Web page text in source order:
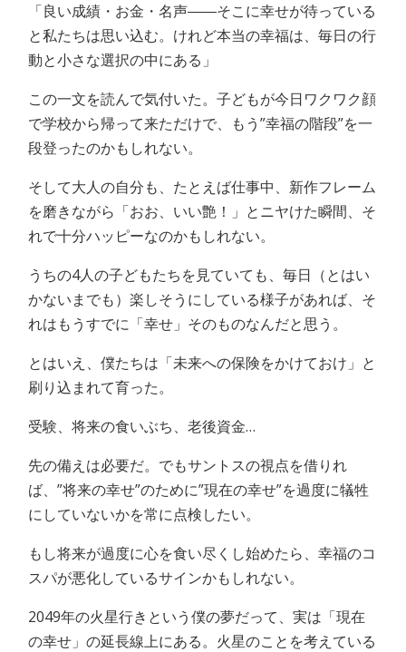
「良い成績・お金・名声――そこに幸せが待っている
と私たちは思い込む。けれど本当の幸福は、毎日の行
動と小さな選択の中にある」
この一文を読んで気付いた。子どもが今日ワクワク顔
で学校から帰って来ただけで、もう”幸福の階段”を一
段登ったのかもしれない。
そして大人の自分も、たとえば仕事中、新作フレーム
を磨きながら「おお、いい艶！」とニヤけた瞬間、そ
れで十分ハッピーなのかもしれない。
うちの4人の子どもたちを見ていても、毎日（とはい
かないまでも）楽しそうにしている様子があれば、そ
れはもうすでに「幸せ」そのものなんだと思う。
とはいえ、僕たちは「未来への保険をかけておけ」と
刷り込まれて育った。
受験、将来の食いぶち、老後資金…
先の備えは必要だ。でもサントスの視点を借りれ
ば、”将来の幸せ”のために”現在の幸せ”を過度に犠牲
にしていないかを常に点検したい。
もし将来が過度に心を食い尽くし始めたら、幸福のコ
スパが悪化しているサインかもしれない。
2049年の火星行きという僕の夢だって、実は「現在
の幸せ」の延長線上にある。火星のことを考えている